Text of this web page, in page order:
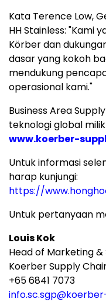
Kata Terence Low,
HH Stainless: "Kami
Körber dan
dasar yang kokoh
mendukung
operasional kami."
Business Area
teknologi global
www.koerber-
Untuk informasi
harap kunjungi:
https://
Untuk pertanyaan
Louis Kok
Head of Marketing &
Koerber Supply
+65 6841 7073